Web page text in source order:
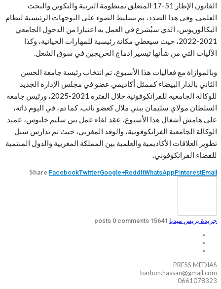
القانون الإطار 51-17 المتعلق بمنظومة التربية والتكوين والبحث
العلمي. وفي هذا الصدد، تم تسليط الضوء على التوجهات الرئيسية لنظام
البكالوريوس، الذي سيُشرع في العمل به اعتبارا من الدخول الجامعي
2021-2022، حيث سيعطي مكانة رئيسية للمهارات الحياتية، وكذا
الآليات التي من شأنها تيسير إدماج الخريجين في سوق الشغل.
وبالموازاة مع فعاليات هذا الأسبوع، تم انتخاب رئيسة جامعة الحسن
الثاني بالدار البيضاء كممثل أكاديمي عضو في مجلس الإدارة الجديد
للوكالة الجامعية للفرانكوفونية خلال الفترة 2021-2025، ورئيس جامعة
السلطان مولاي سليمان ببني ملال كعضو نائب. كما تم، في اليوم ذاته،
على هامش أشغال هذا الأسبوع، عقد لقاء عمل بين سليم خلبوس، عميد
الوكالة الجامعية الفرانكوفونية، والوفد المغربي، حيث تم تدارس سبل
تطوير العلاقات الأكاديمية والعلمية بين المملكة المغربية والدول المنتمية
للفضاء الفرانكوفوني.
Share FacebookTwitterGoogle+ReddItWhatsAppPinterestEmail
جريدة بريس ميديا 15641 posts
0 comments
PRESS MEDIAS
barhon.hassan@gmail.com
0661078323